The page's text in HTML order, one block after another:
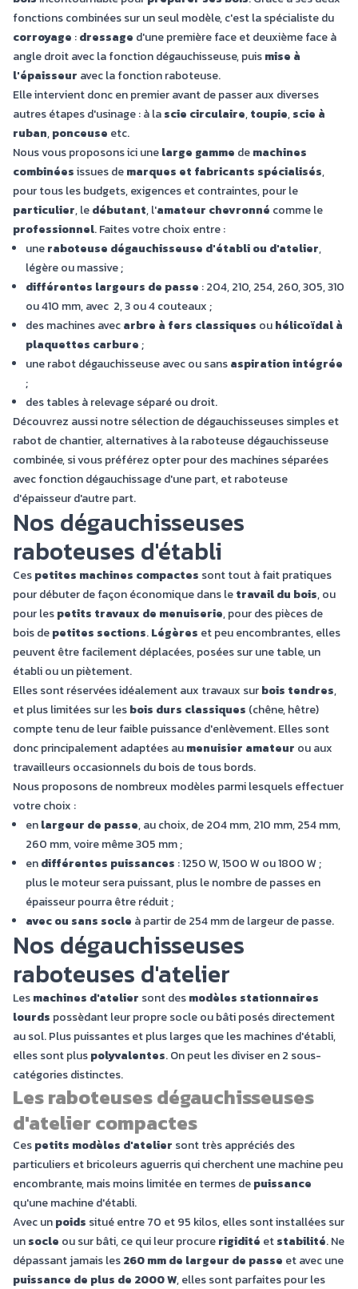
fonctions combinées sur un seul modèle, c'est la spécialiste du
corroyage :dressage d'une première face et deuxième face à
angle droit avec la fonction dégauchisseuse, puismise à
l'épaisseur avec la fonction raboteuse.
Elle intervient donc en premier avant de passer aux diverses
autres étapes d'usinage : à lascie circulaire,toupie,scie à
ruban,ponceuse etc.
Nous vous proposons ici unelarge gamme demachines
combinéesissues demarques et fabricants spécialisés,
pour tous les budgets, exigences et contraintes, pour le
particulier, ledébutant, l'amateur chevronné comme le
professionnel. Faites votre choix entre :
uneraboteuse dégauchisseuse d'établi ou d'atelier,
légère ou massive ;
différentes largeurs de passe : 204, 210, 254, 260, 305, 310
ou 410 mm, avec 2, 3 ou 4 couteaux ;
des machines avecarbre à fers classiques ouhélicoïdal à
plaquettes carbure;
une rabot dégauchisseuse avec ou sansaspiration intégrée
;
des tables à relevage séparé ou droit.
Découvrez aussi notre sélection dedégauchisseuses simpleset
rabot de chantier, alternatives à la raboteuse dégauchisseuse
combinée, si vous préférez opter pour des machines séparées
avec fonction dégauchissage d'une part, et raboteuse
d'épaisseur d'autre part.
Nos dégauchisseuses
raboteuses d'établi
Cespetites machines compactes sont tout à fait pratiques
pour débuter de façon économique dans letravail du bois, ou
pour lespetits travaux de menuiserie, pour des pièces de
bois depetites sections.Légères et peu encombrantes, elles
peuvent être facilement déplacées, posées sur une table, un
établi ou un piètement.
Elles sont réservées idéalement aux travaux surbois tendres,
et plus limitées sur lesbois durs classiques (chêne, hêtre)
compte tenu de leur faible puissance d'enlèvement. Elles sont
donc principalement adaptées aumenuisier amateur ou aux
travailleurs occasionnels du bois de tous bords.
Nous proposons de nombreux modèles parmi lesquels effectuer
votre choix :
enlargeur de passe, au choix, de 204 mm, 210 mm, 254 mm,
260 mm, voire même 305 mm ;
endifférentes puissances : 1250 W, 1500 W ou 1800 W ;
plus le moteur sera puissant, plus le nombre de passes en
épaisseur pourra être réduit ;
avec ou sans socle à partir de 254 mm de largeur de passe.
Nos dégauchisseuses
raboteuses d'atelier
Lesmachines d'atelier sont desmodèles stationnaires
lourds possèdant leur propre socle ou bâti posés directement
au sol. Plus puissantes et plus larges que les machines d'établi,
elles sont pluspolyvalentes. On peut les diviser en 2 sous-
catégories distinctes.
Les raboteuses dégauchisseuses
d'atelier compactes
Cespetits modèles d'atelier sont très appréciés des
particuliers et bricoleurs aguerris qui cherchent une machine peu
encombrante, mais moins limitée en termes depuissance
qu'une machine d'établi.
Avec unpoids situé entre 70 et 95 kilos, elles sont installées sur
unsocle ou sur bâti, ce qui leur procurerigidité etstabilité. Ne
dépassant jamais les260 mm de largeur de passe et avec une
puissance de plus de 2000 W, elles sont parfaites pour les